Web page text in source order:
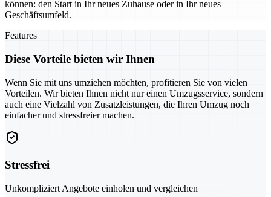
können: den Start in Ihr neues Zuhause oder in Ihr neues
Geschäftsumfeld.
Features
Diese Vorteile bieten wir Ihnen
Wenn Sie mit uns umziehen möchten, profitieren Sie von vielen
Vorteilen. Wir bieten Ihnen nicht nur einen Umzugsservice, sondern
auch eine Vielzahl von Zusatzleistungen, die Ihren Umzug noch
einfacher und stressfreier machen.
Stressfrei
Unkompliziert Angebote einholen und vergleichen